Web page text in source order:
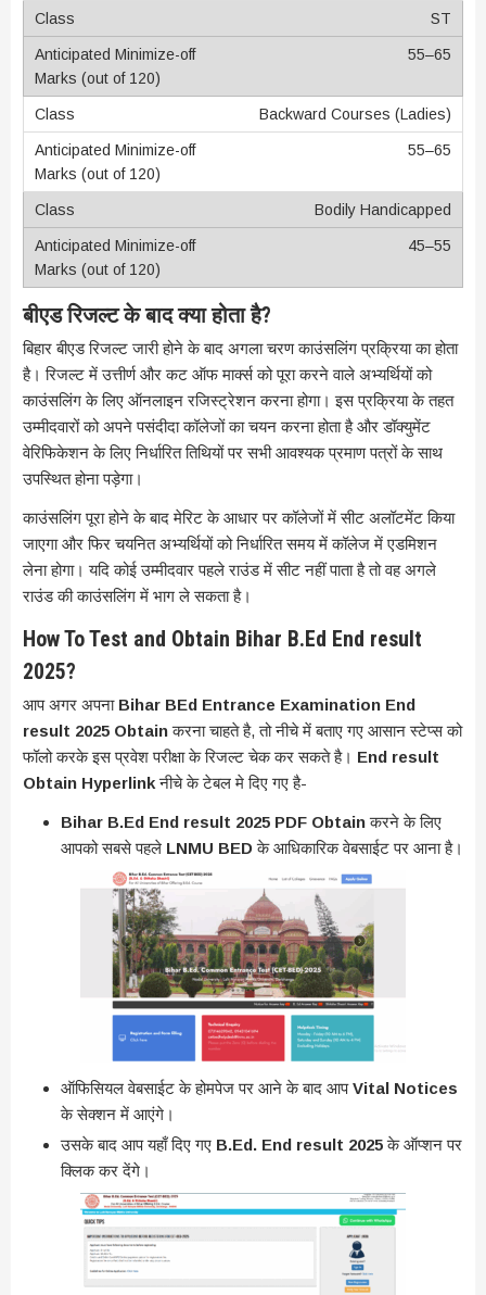
ST
55–65
Backward Courses (Ladies)
55–65
Bodily Handicapped
45–55
बीएड रिजल्ट के बाद क्या होता है?
बिहार बीएड रिजल्ट जारी होने के बाद अगला चरण काउंसलिंग प्रक्रिया का होता
है। रिजल्ट में उत्तीर्ण और कट ऑफ मार्क्स को पूरा करने वाले अभ्यर्थियों को
काउंसलिंग के लिए ऑनलाइन रजिस्ट्रेशन करना होगा। इस प्रक्रिया के तहत
उम्मीदवारों को अपने पसंदीदा कॉलेजों का चयन करना होता है और डॉक्युमेंट
वेरिफिकेशन के लिए निर्धारित तिथियों पर सभी आवश्यक प्रमाण पत्रों के साथ
उपस्थित होना पड़ेगा।
काउंसलिंग पूरा होने के बाद मेरिट के आधार पर कॉलेजों में सीट अलॉटमेंट किया
जाएगा और फिर चयनित अभ्यर्थियों को निर्धारित समय में कॉलेज में एडमिशन
लेना होगा। यदि कोई उम्मीदवार पहले राउंड में सीट नहीं पाता है तो वह अगले
राउंड की काउंसलिंग में भाग ले सकता है।
How To Test and Obtain Bihar B.Ed End result
2025?
आप अगर अपना Bihar BEd Entrance Examination End
result 2025 Obtainकरना चाहते है, तो नीचे में बताए गए आसान स्टेप्स को
फॉलो करके इस प्रवेश परीक्षा के रिजल्ट चेक कर सकते है। End result
Obtain Hyperlinkनीचे के टेबल मे दिए गए है-
Bihar B.Ed End result 2025 PDF Obtainकरने के लिए
आपको सबसे पहले LNMU BEDके आधिकारिक वेबसाईट पर आना है।
ऑफिसियल वेबसाईट के होमपेज पर आने के बाद आपVital Notices
के सेक्शन में आएंगे।
उसके बाद आप यहाँ दिए गए B.Ed. End result 2025के ऑप्शन पर
क्लिक कर देंगे।